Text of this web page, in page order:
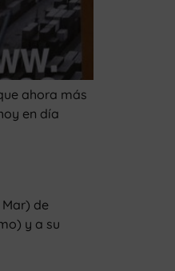
ahora más
en día
de
y a su